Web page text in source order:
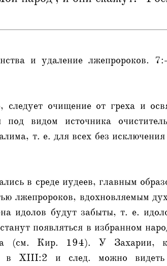
и удаление лжепророков.
следует очищение от греха и
под видом источника
т. е. для всех без
в среде иудеев, главным
лжепророков, вдохновляемым
будут забыты, т. е.
появляться в избранном
(см. Кир. 194). У Захарии,
в XIII:2 и след. можно видеть